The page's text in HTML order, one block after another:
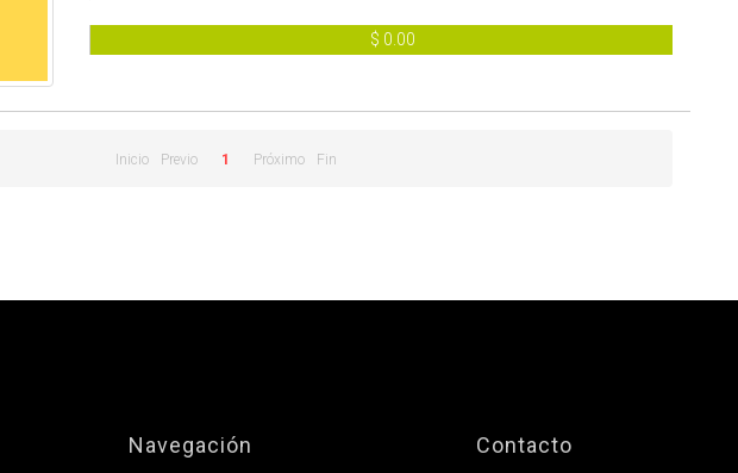
$ 0.00
Inicio Previo 1 Próximo Fin
Navegación Contacto